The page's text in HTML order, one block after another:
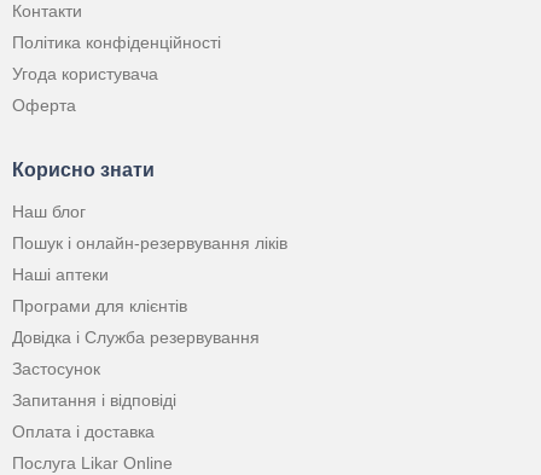
Контакти
Політика конфіденційності
Угода користувача
Оферта
Корисно знати
Наш блог
Пошук і онлайн-резервування ліків
Наші аптеки
Програми для клієнтів
Довідка і Служба резервування
Застосунок
Запитання і відповіді
Оплата і доставка
Послуга Likar Online